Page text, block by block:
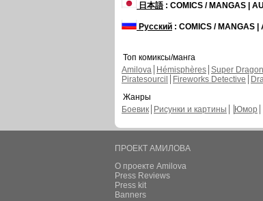
日本語: COMICS / MANGAS |
Русский : COMICS / MANGAS |
Топ комиксы/манга
Amilova
Hémisphères Super
Piratesourcil
Fireworks Detective
Жанры
Боевик
Рисунки и картины Юмор
ПРОЕКТ АМИЛОВА
О проекте Amilova
Press Reviews
Press kit
Banners